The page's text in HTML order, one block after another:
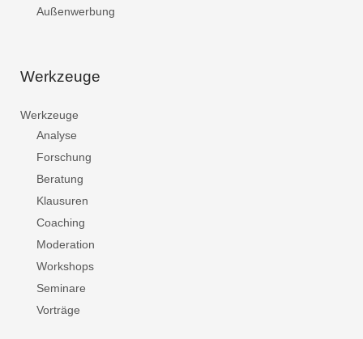
Außenwerbung
Werkzeuge
Werkzeuge
Analyse
Forschung
Beratung
Klausuren
Coaching
Moderation
Workshops
Seminare
Vorträge